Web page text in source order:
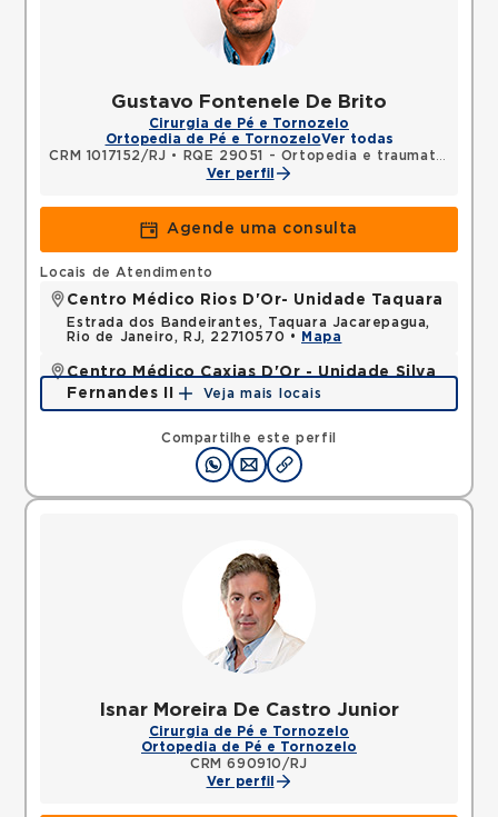
Gustavo Fontenele De Brito
Cirurgia de Pé e Tornozelo
Ortopedia de Pé e TornozeloVer todas
CRM 1017152/RJ •
RQE 29051 - Ortopedia e traumatologia
Ver perfil
Agende uma consulta
Compartilhe este perfil
Locais de Atendimento
Centro Médico Rios D'Or- Unidade Taquara
Estrada dos Bandeirantes, Taquara Jacarepagua,
Rio de Janeiro, RJ, 22710570 •
Mapa
Centro Médico Caxias D'Or - Unidade Silva
Fernandes II
Rua Silva Fernandes, Parque Duque, Duque de
Caxias, RJ, 25085015 •
Mapa
Veja mais locais
Isnar Moreira De Castro Junior
Cirurgia de Pé e Tornozelo
Ortopedia de Pé e Tornozelo
CRM 690910/RJ
Ver perfil